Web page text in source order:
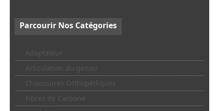
Parcourir Nos Catégories
Adaptateur
Articulation du genou
Chaussures Orthopédiques
Fibres de Carbone